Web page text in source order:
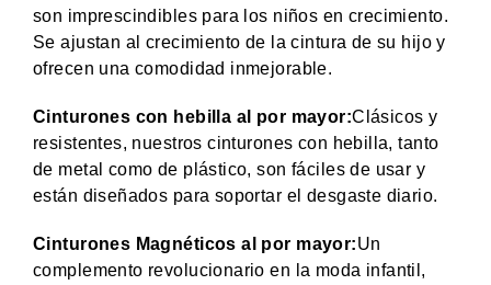
son imprescindibles para los niños en crecimiento.
Se ajustan al crecimiento de la cintura de su hijo y
ofrecen una comodidad inmejorable.
Cinturones con hebilla al por mayor:Clásicos y
resistentes, nuestros cinturones con hebilla, tanto
de metal como de plástico, son fáciles de usar y
están diseñados para soportar el desgaste diario.
Cinturones Magnéticos al por mayor:Un
complemento revolucionario en la moda infantil,